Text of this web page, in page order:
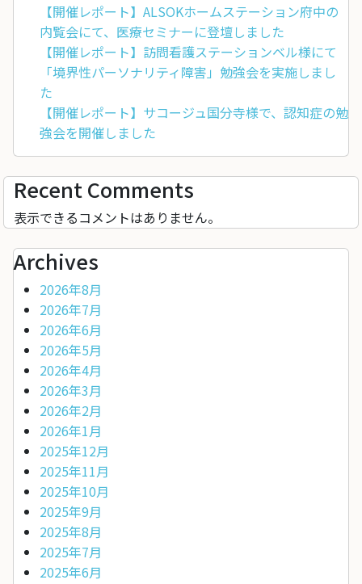
【開催レポート】ALSOKホームステーション府中の
内覧会にて、医療セミナーに登壇しました
【開催レポート】訪問看護ステーションベル様にて
「境界性パーソナリティ障害」勉強会を実施しまし
た
【開催レポート】サコージュ国分寺様で、認知症の勉
強会を開催しました
Recent Comments
表示できるコメントはありません。
Archives
2026年8月
2026年7月
2026年6月
2026年5月
2026年4月
2026年3月
2026年2月
2026年1月
2025年12月
2025年11月
2025年10月
2025年9月
2025年8月
2025年7月
2025年6月